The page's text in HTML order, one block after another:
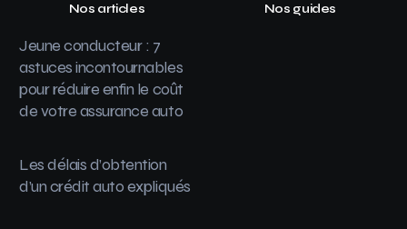
Nos articles
Jeune conducteur : 7
astuces incontournables
pour réduire enfin le coût
de votre assurance auto
Les délais d’obtention
d’un crédit auto expliqués
Nos guides